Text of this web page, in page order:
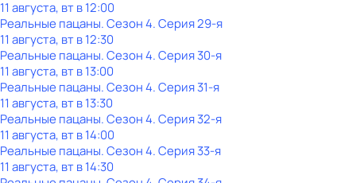
11 августа, вт в 12:00
Реальные пацаны. Сезон 4. Серия 29-я
11 августа, вт в 12:30
Реальные пацаны. Сезон 4. Серия 30-я
11 августа, вт в 13:00
Реальные пацаны. Сезон 4. Серия 31-я
11 августа, вт в 13:30
Реальные пацаны. Сезон 4. Серия 32-я
11 августа, вт в 14:00
Реальные пацаны. Сезон 4. Серия 33-я
11 августа, вт в 14:30